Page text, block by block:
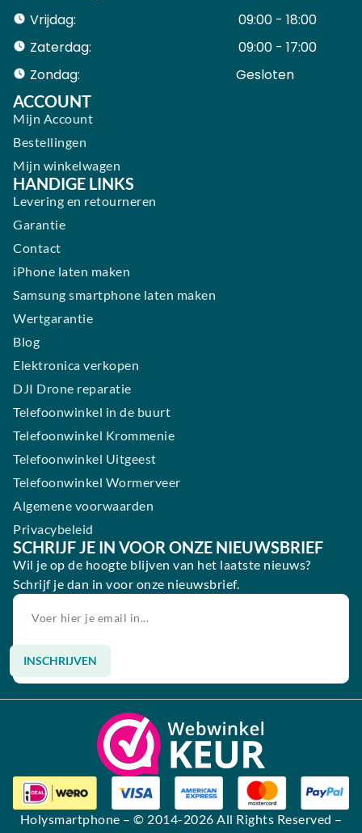
Vrijdag:
09:00 - 18:00
Zaterdag:
09:00 - 17:00
Zondag:
Gesloten ​ ​ ​ ​ ​ ​ ​
ACCOUNT
Mijn Account
Bestellingen
Mijn winkelwagen
HANDIGE LINKS
Levering en retourneren
Garantie
Contact
iPhone laten maken
Samsung smartphone laten maken
Wertgarantie
Blog
Elektronica verkopen
DJI Drone reparatie
Telefoonwinkel in de buurt
Telefoonwinkel Krommenie
Telefoonwinkel Uitgeest
Telefoonwinkel Wormerveer
Algemene voorwaarden
Privacybeleid
SCHRIJF JE IN VOOR ONZE NIEUWSBRIEF
Wil je op de hoogte blijven van het laatste nieuws?
Schrijf je dan in voor onze nieuwsbrief.
INSCHRIJVEN
Alternative:
Holysmartphone – © 2014-2026 All Rights Reserved –